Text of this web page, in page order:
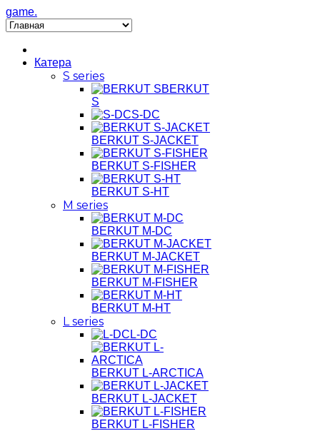
game.
Катера
S series
BERKUT
S
S-DC
BERKUT S-JACKET
BERKUT S-FISHER
BERKUT S-HT
M series
BERKUT M-DC
BERKUT M-JACKET
BERKUT M-FISHER
BERKUT M-HT
L series
L-DC
BERKUT L-ARCTICA
BERKUT L-JACKET
BERKUT L-FISHER